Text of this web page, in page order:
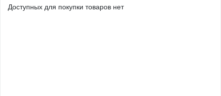
Доступных для покупки товаров нет